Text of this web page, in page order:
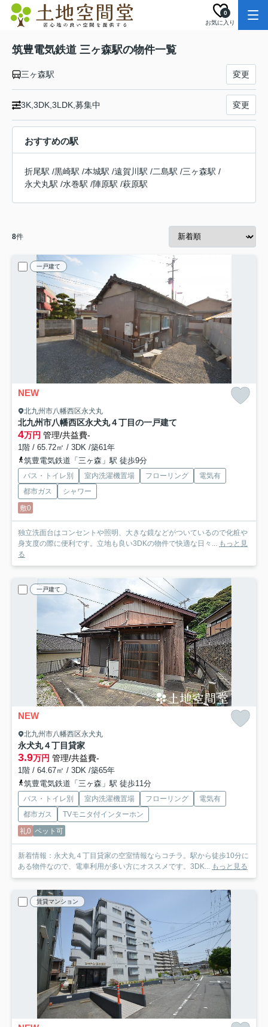
お気に入り
0
筑豊電気鉄道 三ヶ森駅の物件一覧
三ヶ森駅 変更
3K,3DK,3LDK,募集中 変更
おすすめの駅
折尾駅 /黒崎駅 /本城駅 /遠賀川駅 /二島駅 /三ヶ森駅 /
永犬丸駅 /水巻駅 /陣原駅 /萩原駅
8件
一戸建て
NEW
北九州市八幡西区永犬丸
北九州市八幡西区永犬丸４丁目の一戸建て
4万円 管理/共益費-
1階 / 65.72㎡ / 3DK /築61年
筑豊電気鉄道「三ヶ森」駅 徒歩9分
バス・トイレ別 室内洗濯機置場 フローリング
電気有
都市ガス
シャワー
敷0
独立洗面台はコンセントや照明、大きな鏡などがついているので化粧や
身支度の際に便利です。立地も良い3DKの物件で快適な日々... もっと見
る
一戸建て
NEW
北九州市八幡西区永犬丸
永犬丸４丁目貸家
3.9万円 管理/共益費-
1階 / 64.67㎡ / 3DK /築65年
筑豊電気鉄道「三ヶ森」駅 徒歩11分
バス・トイレ別 室内洗濯機置場 フローリング
電気有
都市ガス
TVモニタ付インターホン
礼0 ペット可
新着情報：永犬丸４丁目貸家の空室情報ならコチラ。駅から徒歩10分に
ある物件なので、電車利用が多い方にオススメです。3DK... もっと見る
賃貸マンション